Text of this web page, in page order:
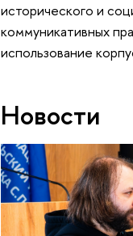
исторического и
коммуникативных
использование
Новости